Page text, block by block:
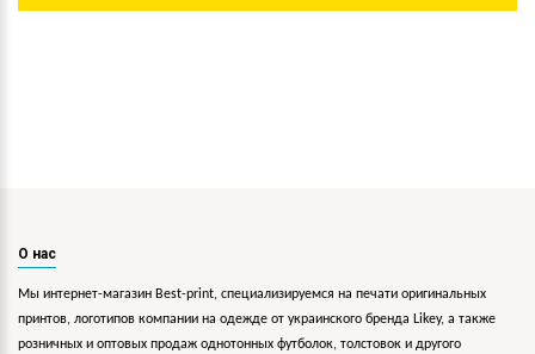
О нас
Мы интернет-магазин Best-print, специализируемся на печати оригинальных
принтов, логотипов компании на одежде от украинского бренда Likey, а также
розничных и оптовых продаж однотонных футболок, толстовок и другого